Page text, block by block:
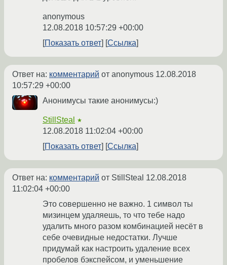
anonymous
12.08.2018 10:57:29 +00:00
Показать ответ
Ссылка
Ответ на: комментарий от anonymous 12.08.2018
10:57:29 +00:00
Анонимусы такие анонимусы:)
StillSteal ★
12.08.2018 11:02:04 +00:00
Показать ответ
Ссылка
Ответ на: комментарий от StillSteal 12.08.2018
11:02:04 +00:00
Это совершенно не важно. 1 символ ты
мизинцем удаляешь, то что тебе надо
удалить много разом комбинацией несёт в
себе очевидные недостатки. Лучше
придумай как настроить удаление всех
пробелов бэкспейсом, и уменьшение